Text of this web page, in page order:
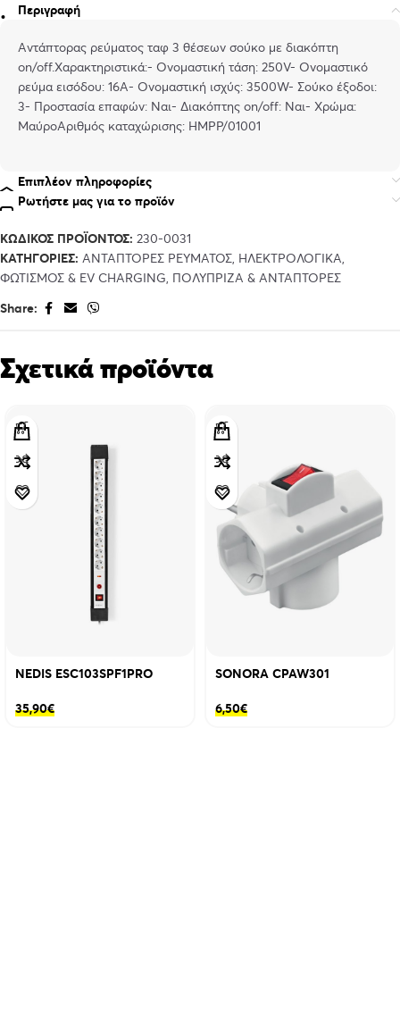
Περιγραφή
Αντάπτορας ρεύματος ταφ 3 θέσεων σούκο με διακόπτη
on/off.Χαρακτηριστικά:- Ονομαστική τάση: 250V- Ονομαστικό
ρεύμα εισόδου: 16A- Ονομαστική ισχύς: 3500W- Σούκο έξοδοι:
3- Προστασία επαφών: Ναι- Διακόπτης on/off: Ναι- Χρώμα:
ΜαύροAριθμός καταχώρισης: ΗΜΡΡ/01001
Επιπλέον πληροφορίες
Ρωτήστε μας για το προϊόν
ΚΩΔΙΚΌΣ ΠΡΟΪΌΝΤΟΣ: 230-0031
ΚΑΤΗΓΟΡΊΕΣ: ΑΝΤΆΠΤΟΡΕΣ ΡΕΎΜΑΤΟΣ, ΗΛΕΚΤΡΟΛΟΓΙΚΆ,
ΦΩΤΙΣΜΌΣ & EV CHARGING, ΠΟΛΎΠΡΙΖΑ & ΑΝΤΆΠΤΟΡΕΣ
Share:
Σχετικά προϊόντα
NEDIS ESC103SPF1PRO
35,90€
SONORA CPAW301
6,50€